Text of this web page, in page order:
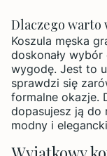
Dlaczego warto
Koszula męska
doskonały
wygodę. Jest to
sprawdzi się
formalne okazje.
dopasujesz ją
modny i